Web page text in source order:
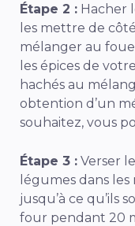
Étape 2 : Hacher
les mettre de
mélanger au
les épices de
hachés au
obtention d’un
souhaitez, vous
Étape 3 : Verser
légumes dans
jusqu’à ce qu’ils
four pendant 20